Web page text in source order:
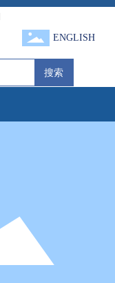
ENGLISH
搜索